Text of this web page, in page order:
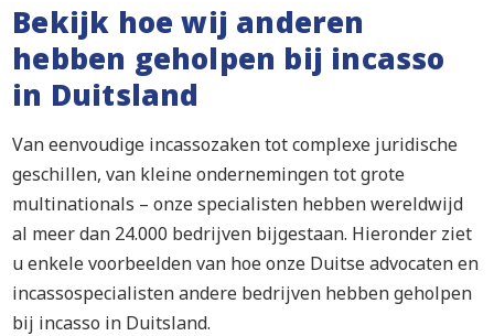
Bekijk hoe wij anderen
hebben geholpen bij incasso
in Duitsland
Van eenvoudige incassozaken tot complexe juridische
geschillen, van kleine ondernemingen tot grote
multinationals – onze specialisten hebben wereldwijd
al meer dan 24.000 bedrijven bijgestaan. Hieronder ziet
u enkele voorbeelden van hoe onze Duitse advocaten en
incassospecialisten andere bedrijven hebben geholpen
bij incasso in Duitsland.